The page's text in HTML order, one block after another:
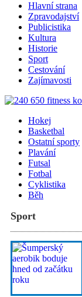
Hlavní strana
Zpravodajství
Publicistika
Kultura
Historie
Sport
Cestování
Zajímavosti
Hokej
Basketbal
Ostatní sporty
Plavání
Futsal
Fotbal
Cyklistika
Běh
Sport